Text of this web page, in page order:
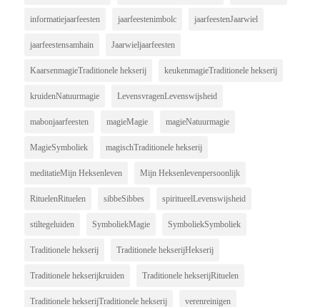
informatiejaarfeesten jaarfeestenimbolc jaarfeestenJaarwiel
jaarfeestensamhain Jaarwieljaarfeesten
KaarsenmagieTraditionele hekserij keukenmagieTraditionele hekserij
kruidenNatuurmagie LevensvragenLevenswijsheid
mabonjaarfeesten magieMagie magieNatuurmagie
MagieSymboliek magischTraditionele hekserij
meditatieMijn Heksenleven Mijn Heksenlevenpersoonlijk
RituelenRituelen sibbeSibbes spiritueelLevenswijsheid
stiltegeluiden SymboliekMagie SymboliekSymboliek
Traditionele hekserij Traditionele hekserijHekserij
Traditionele hekserijkruiden Traditionele hekserijRituelen
Traditionele hekserijTraditionele hekserij verenreinigen